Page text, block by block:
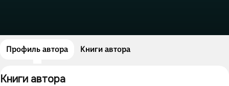
Профиль автора Книги автора
Книги автора